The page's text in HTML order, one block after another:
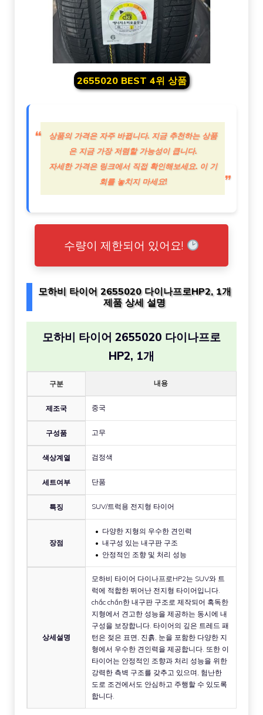
2655020 BEST 4위 상품
상품의 가격은 자주 바뀝니다. 지금 추천하는 상품
은 지금 가장 저렴할 가능성이 큽니다.
자세한 가격은 링크에서 직접 확인해보세요. 이 기
회를 놓치지 마세요!
수량이 제한되어 있어요!
모하비 타이어 2655020 다이나프로HP2, 1개
제품 상세 설명
모하비 타이어 2655020 다이나프로
HP2, 1개
구분 내용
제조국 중국
구성품 고무
색상계열 검정색
세트여부 단품
특징 SUV/트럭용 전지형 타이어
장점
다양한 지형의 우수한 견인력
내구성 있는 내구판 구조
안정적인 조향 및 처리 성능
상세설명
모하비 타이어 다이나프로HP2는 SUV와 트
럭에 적합한 뛰어난 전지형 타이어입니다.
chắc chắn한 내구판 구조로 제작되어 혹독한
지형에서 견고한 성능을 제공하는 동시에 내
구성을 보장합니다. 타이어의 깊은 트레드 패
턴은 젖은 표면, 진흙, 눈을 포함한 다양한 지
형에서 우수한 견인력을 제공합니다. 또한 이
타이어는 안정적인 조향과 처리 성능을 위한
강력한 측벽 구조를 갖추고 있으며, 험난한
도로 조건에서도 안심하고 주행할 수 있도록
합니다.